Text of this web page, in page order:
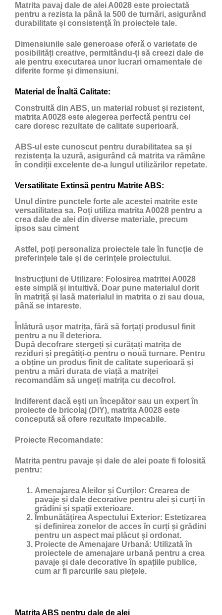
Matrita pavaj dale de alei A0028 este proiectată
pentru a rezista la până la 500 de turnări, asigurând
durabilitate și consistență în proiectele tale.
Dimensiunile sale generoase oferă o varietate de
posibilități creative, permitându-ți să creezi dale de
ale pentru executarea unor lucrari ornamentale de
diferite forme și dimensiuni.
Material de Înaltă Calitate:
Construită din ABS, un material robust și rezistent,
matrita A0028 este alegerea perfectă pentru cei
care doresc rezultate de calitate superioară.
ABS-ul este cunoscut pentru durabilitatea sa și
rezistența la uzură, asigurând că matrita va rămâne
în condiții excelente de-a lungul utilizărilor repetate.
Versatilitate Extinsă pentru Matrite ABS:
Unul dintre punctele forte ale acestei matrite este
versatilitatea sa. Poți utiliza matrita A0028 pentru a
crea dale de alei din diverse materiale, precum
ipsos sau ciment
Astfel, poți personaliza proiectele tale în funcție de
preferințele tale și de cerințele proiectului.
Instrucțiuni de Utilizare: Folosirea matritei A0028
este simplă și intuitivă. Doar pune materialul dorit
în matriță și lasă materialul in matrita o zi sau doua,
până se intareste.
Înlătură ușor matrița, fără să forțați produsul finit
pentru a nu îl deteriora.
După decofrare stergeți și curățați matrița de
reziduri și pregătiți-o pentru o nouă turnare. Pentru
a obține un produs finit de calitate superioară și
pentru a mări durata de viață a matriței
recomandăm să ungeți matrița cu decofrol .
Indiferent dacă ești un începător sau un expert în
proiecte de bricolaj (DIY), matrita A0028 este
concepută să ofere rezultate impecabile.
Proiecte Recomandate:
Matrita pentru pavaje și dale de alei poate fi folosită
pentru:
Amenajarea Aleilor și Curților: Crearea de
pavaje și dale decorative pentru alei și curți în
grădini și spații exterioare.
Îmbunătățirea Aspectului Exterior: Estetizarea
și definirea zonelor de acces în curți și grădini
pentru un aspect mai plăcut și ordonat.
Proiecte de Amenajare Urbană: Utilizată în
proiectele de amenajare urbană pentru a crea
pavaje și dale decorative în spațiile publice,
cum ar fi parcurile sau piețele.
Matrita ABS pentru dale de alei